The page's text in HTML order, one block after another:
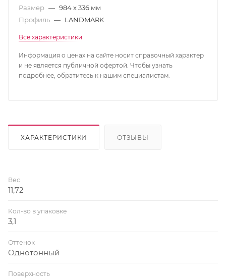
Размер — 984 х 336 мм
Профиль — LANDMARK
Все характеристики
Информация о ценах на сайте носит справочный характер
и не является публичной офертой. Чтобы узнать
подробнее, обратитесь к нашим специалистам.
ХАРАКТЕРИСТИКИ ОТЗЫВЫ
Вес
11,72
Кол-во в упаковке
3,1
Оттенок
Однотонный
Поверхность